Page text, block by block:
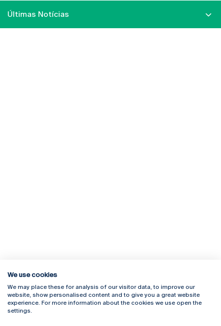
Últimas Notícias
Rua Diogo Botelho 1327
4169-005 Porto
+351 226 196 240
Campus Online
Webmail
We use cookies
We may place these for analysis of our visitor data, to improve our
website, show personalised content and to give you a great website
experience. For more information about the cookies we use open the
settings.